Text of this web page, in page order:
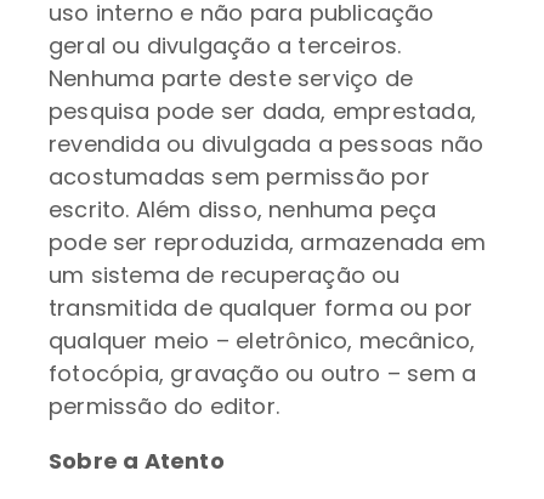
uso interno e não para publicação
geral ou divulgação a terceiros.
Nenhuma parte deste serviço de
pesquisa pode ser dada, emprestada,
revendida ou divulgada a pessoas não
acostumadas sem permissão por
escrito. Além disso, nenhuma peça
pode ser reproduzida, armazenada em
um sistema de recuperação ou
transmitida de qualquer forma ou por
qualquer meio – eletrônico, mecânico,
fotocópia, gravação ou outro – sem a
permissão do editor.
Sobre a Atento